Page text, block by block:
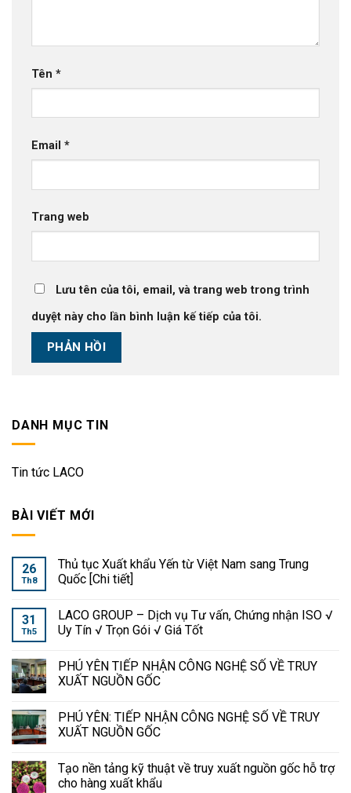
Tên *
Email *
Trang web
Lưu tên của tôi, email, và trang web trong trình
duyệt này cho lần bình luận kế tiếp của tôi.
DANH MỤC TIN
Tin tức LACO
BÀI VIẾT MỚI
26
Th8
Thủ tục Xuất khẩu Yến từ Việt Nam sang Trung
Quốc [Chi tiết]
31
Th5
LACO GROUP – Dịch vụ Tư vấn, Chứng nhận ISO √
Uy Tín √ Trọn Gói √ Giá Tốt
PHÚ YÊN TIẾP NHẬN CÔNG NGHỆ SỐ VỀ TRUY
XUẤT NGUỒN GỐC
PHÚ YÊN: TIẾP NHẬN CÔNG NGHỆ SỐ VỀ TRUY
XUẤT NGUỒN GỐC
Tạo nền tảng kỹ thuật về truy xuất nguồn gốc hỗ trợ
cho hàng xuất khẩu